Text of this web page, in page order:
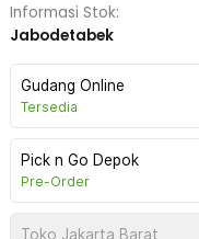
Informasi Stok:
Jabodetabek
Gudang Online
Tersedia
Pick n Go Depok
Pre-Order
Toko Jakarta Barat